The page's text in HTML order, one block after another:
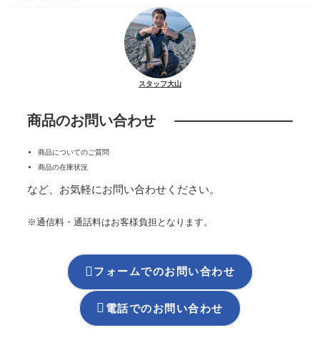
スタッフ大山
商品のお問い合わせ
商品についてのご質問
商品の在庫状況
など、お気軽にお問い合わせください。
※通信料・通話料はお客様負担となります。
フォームでのお問い合わせ
 電話でのお問い合わせ